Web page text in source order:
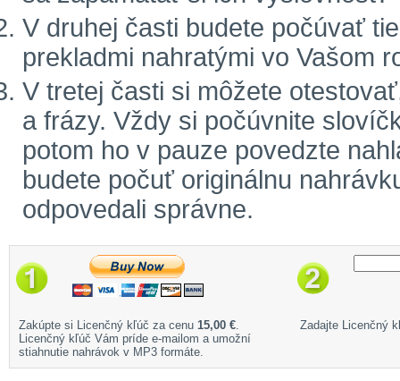
V druhej časti budete počúvať
prekladmi nahratými vo Vašom
V tretej časti si môžete
a frázy. Vždy si počúvnite
potom ho v pauze povedzte
budete počuť originálnu
odpovedali správne.
Zakúpte si Licenčný kľúč za cenu 15,00 €.
Licenčný kľúč Vám príde e-mailom a umožní
stiahnutie nahrávok v MP3 formáte.
Zadajte Licenčný